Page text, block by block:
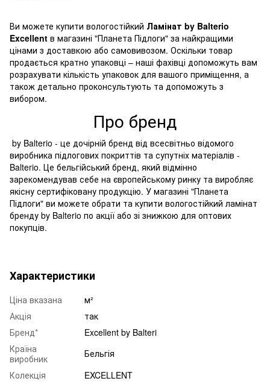
Ви можете купити вологостійкий Ламінат by Balterio
Excellent в магазині "Планета Підлоги" за найкращими
цінами з доставкою або самовивозом. Оскільки товар
продається кратно упаковці – наші фахівці допоможуть вам
розрахувати кількість упаковок для вашого приміщення, а
також детально проконсультують та допоможуть з
вибором.
Про бренд
by Balterio - це дочірній бренд від всесвітньо відомого
виробника підлогових покриттів та супутніх матеріалів -
Balterio. Це бельгійський бренд, який відмінно
зарекомендував себе на європейському ринку та виробляє
якісну сертифіковану продукцію. У магазині "Планета
Підлоги" ви можете обрати та купити вологостійкий ламінат
бренду by Balterio по акції або зі знижкою для оптових
покупців.
Характеристики
Ціна вказана
м²
Акція
так
Бренд*
Excellent by Balteri
Країна
виробник
Бельгія
Колекція
EXCELLENT